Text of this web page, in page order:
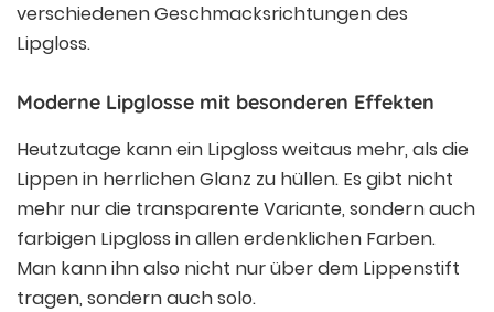
verschiedenen Geschmacksrichtungen des
Lipgloss.
Moderne Lipglosse mit besonderen Effekten
Heutzutage kann ein Lipgloss weitaus mehr, als die
Lippen in herrlichen Glanz zu hüllen. Es gibt nicht
mehr nur die transparente Variante, sondern auch
farbigen Lipgloss in allen erdenklichen Farben.
Man kann ihn also nicht nur über dem Lippenstift
tragen, sondern auch solo.